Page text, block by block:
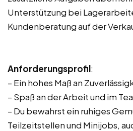
Unterstützung bei
Kundenberatung auf der
Anforderungsprofil:
– Ein hohes Maß an
– Spaß an der Arbeit und im
– Du bewahrst ein ruhiges
Teilzeitstellen und Minijobs,